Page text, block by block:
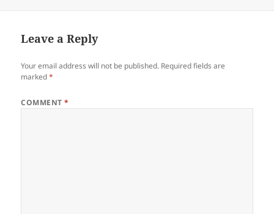
Leave a Reply
Your email address will not be published. Required fields are
marked*
COMMENT*